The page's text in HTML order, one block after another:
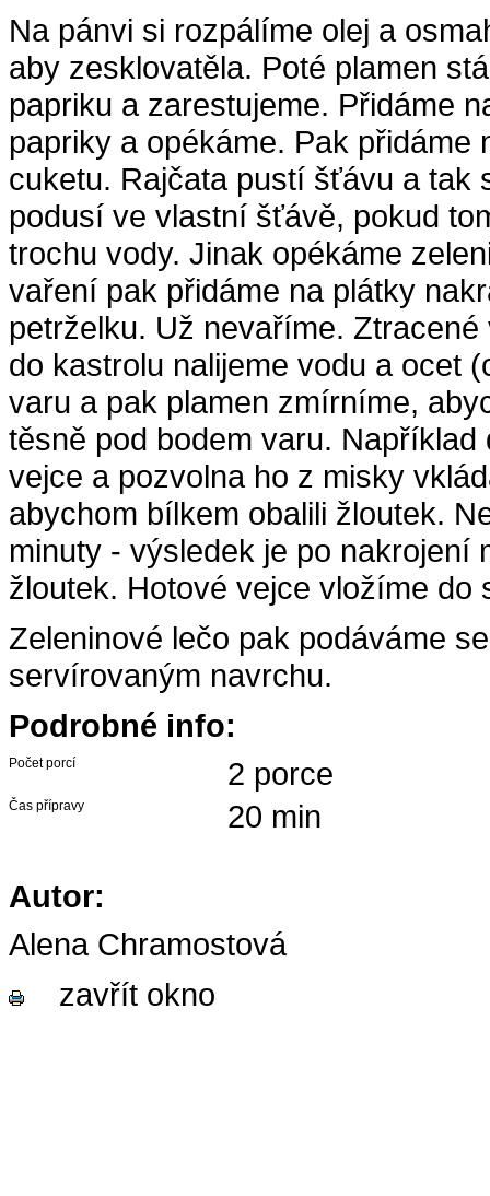
Na pánvi si rozpálíme olej a
aby zesklovatěla. Poté plamen
papriku a zarestujeme. Přidáme
papriky a opékáme. Pak přidáme
cuketu. Rajčata pustí šťávu a tak
podusí ve vlastní šťávě, pokud
trochu vody. Jinak opékáme
vaření pak přidáme na plátky
petrželku. Už nevaříme.
do kastrolu nalijeme vodu a ocet
varu a pak plamen zmírníme,
těsně pod bodem varu.
vejce a pozvolna ho z misky
abychom bílkem obalili žloutek.
minuty - výsledek je po nakrojení
žloutek. Hotové vejce vložíme do
Zeleninové lečo pak podáváme
servírovaným navrchu.
Podrobné info:
Počet porcí 2 porce
Čas přípravy 20 min
Autor:
Alena Chramostová
zavřít okno